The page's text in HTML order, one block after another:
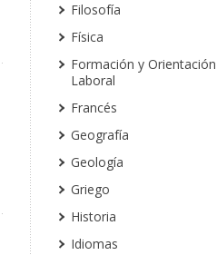
Filosofía
Física
Formación y Orientación
Laboral
Francés
Geografía
Geología
Griego
Historia
Idiomas